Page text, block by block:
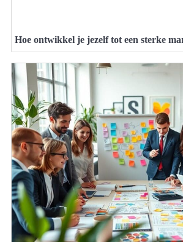
Hoe ontwikkel je jezelf tot een sterke